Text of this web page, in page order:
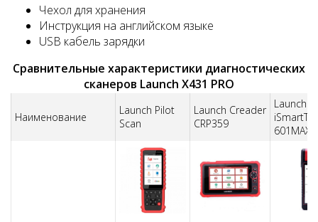
Чехол для хранения
Инструкция на английском языке
USB кабель зарядки
Сравнительные характеристики диагностических
сканеров Launch X431 PRO
Наименование
Launch Pilot
Scan
Launch Creader
CRP359
Launch
601MAX